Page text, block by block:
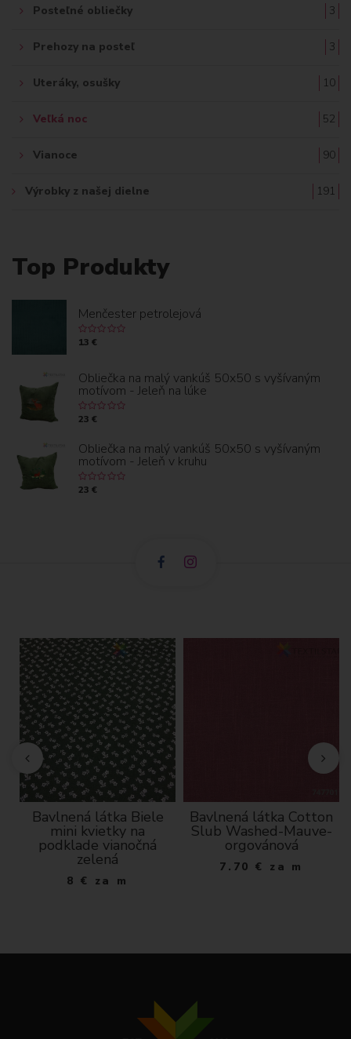
Posteľné obliečky 3
Prehozy na posteľ 3
Uteráky, osušky 10
Veľká noc 52
Vianoce 90
Výrobky z našej dielne 191
Top Produkty
Menčester petrolejová
13 €
Obliečka na malý vankúš 50x50 s vyšívaným
motívom - Jeleň na lúke
23 €
Obliečka na malý vankúš 50x50 s vyšívaným
motívom - Jeleň v kruhu
23 €
Bavlnená látka Biele
mini kvietky na
podklade vianočná
zelená
8 € za m
Bavlnená látka Cotton
Slub Washed-Mauve-
orgovánová
7.70 € za m